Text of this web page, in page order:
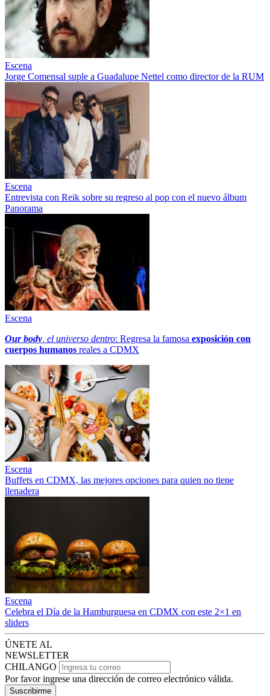
Escena
Jorge Comensal suple a Guadalupe Nettel como director de la RUM
Escena
Entrevista con Reik sobre su regreso al pop con el nuevo álbum
Panorama
Escena
Our body , el universo dentro: Regresa la famosa exposición con
cuerpos humanos reales a CDMX
Escena
Buffets en CDMX, las mejores opciones para quien no tiene
llenadera
Escena
Celebra el Día de la Hamburguesa en CDMX con este 2×1 en
sliders
ÚNETE AL
NEWSLETTER
CHILANGO
Por favor ingrese una dirección de correo electrónico válida.
Suscribirme